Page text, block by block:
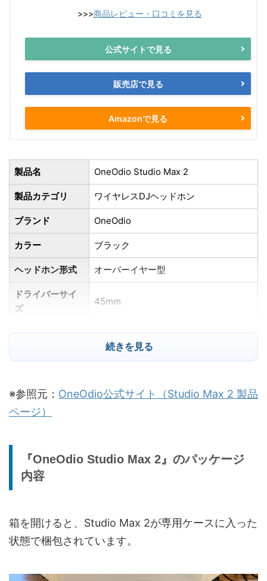
>>>商品レビュー・口コミを見る
公式サイトで見る
販売店で見る
Amazonで見る
製品名 OneOdio Studio Max 2
製品カテゴリ ワイヤレスDJヘッドホン
ブランド OneOdio
カラー ブラック
ヘッドホン形式 オーバーイヤー型
ドライバーサイ
ズ
45mm
周波数応答 20Hz～40kHz
対応音質
ョン
Bluetooth 6.0
対応コーデック
接続方式
Bluetooth接続 / 3.5mm有線接続 /
6.35mm有線接続
3.0）
続きを見る
※参照元： OneOdio公式サイト（Studio Max 2 製品
ページ）
『OneOdio Studio Max 2』のパッケージ
内容
箱を開けると、Studio Max 2が専用ケースに入った
状態で梱包されています。